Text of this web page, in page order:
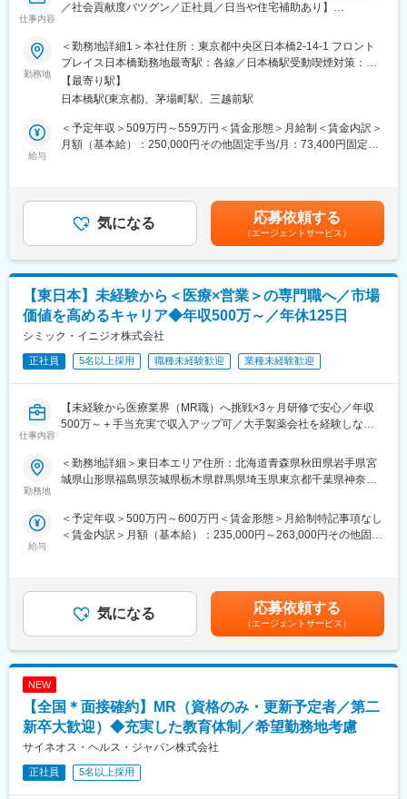
└医薬品や医療業界、営業方法についての知識を身につけます。
わせて行う、MR認定試験に100％を担保する対策講座がありま
す。
・現場配属後も月1回以上の面談を設けており、成果を出すための
フォロー体制を整えております。
★入社同期がいるため、一緒に頑張れる環境です！専門性の高い
営業職が目指せます。
にくく、安定した売上を誇っています。
・当社は、東証プライム上場以来、10期連続で増収中のクオール
グループに属しており、主力事業を担っています。
＜社会貢献度の高さ＞
自身の売上・営業活動が患者さんのQOLの向上や病気から救うこ
とに繋がるため、やりがいをもって営業できます。
＜頑張りは適切に評価＞
成果に応じた評価制度が整っており、頑張り次第で大幅な年収UP
も目指せます。
■福利厚生（転勤を伴う場合）：
＜社宅制度（法人契約）＞
・入居時の引越し費用：会社負担（会社指定業者）
仕事内容
／社会貢献度バツグン／正社員／日当や住宅補助あり】
★本ポジションは、未経験から医療業界で活躍できます！
・医療を通じて社会に貢献したい
・仕事を通じて学びを深め自己の成長を実感したい
・専門職として知識、技能を身に付けたい
・内資系の安定企業で働きたい
という方にはおススメです！
＜2人に1人は未経験入社、75%は異業種からの転職者です＞
品に関する情報提供を行います。
医薬品は「どの成分に、どのような効果があって、誰に使うと良
いのか」などの情報が付加されて、初めて効果的に使うことがで
きます。医師への適切な医薬品情報の提供を通じて、患者さんの
治療、地域医療課題に貢献することができます。
■安心の研修体制：
・入社から3か月間：座学研修（導入教育）のみ
└医薬品や医療業界、営業方法についての知識を身につけます。
・導入教育終了後は、Web講義、e-Learning、集合研修を組み合
わせて行う、MR認定試験に100％を担保する対策講座がありま
・現場配属後も月1回以上の面談を設けており、成果を出すための
フォロー体制を整えております。
営業職が目指せます。
にくく、安定した売上を誇っています。
・当社は、東証プライム上場以来、10期連続で増収中のクオール
グループに属しており、主力事業を担っています。
＜社会貢献度の高さ＞
＜頑張りは適切に評価＞
成果に応じた評価制度が整っており、頑張り次第で大幅な年収UP
■福利厚生（転勤を伴う場合）：
勤務地
＜勤務地詳細1＞本社住所：東京都中央区日本橋2-14-1 フロント
プレイス日本橋勤務地最寄駅：各線／日本橋駅受動喫煙対策：敷
地内喫煙可能場所あり＜勤務地詳細2＞北海道・東北エリア住所：
希望を考慮し、北海道 青森県 秋田県 岩手県 山形県 宮城県 福島県
の範囲：会社の定める事業所
【最寄り駅】
日本橋駅(東京都)、茅場町駅、三越前駅
給与
＜予定年収＞509万円～559万円＜賃金形態＞月給制＜賃金内訳＞
月額（基本給）：250,000円その他固定手当/月：73,400円固定残
どを考慮し、規定により決定します。※年収の他に別途日当（月額
3～4万円）・諸手当有昇給：年1回★頑張りに応じて年収UP★赴
任先の評価次第で大幅に年収をUPできます。（年2回業績給改
定）賃金はあくまでも目安の金額であり、選考を通じて上下する
可能性があります。月給(月額)は固定手当を含めた表記です。
気になる 応募依頼する
（エージェントサービス）
【東日本】未経験から＜医療×営業＞の専門職へ／市場
価値を高めるキャリア◆年収500万～／年休125日
シミック・イニジオ株式会社
正社員 5名以上採用 職種未経験歓迎 業種未経験歓迎
仕事内容
【未経験から医療業界（MR職）へ挑戦×3ヶ月研修で安心／年収
500万～＋手当充実で収入アップ可／大手製薬会社を経験しなが
＜入社月について＞
入社月が決まっているため同期も多く安心してスタート可能
具体的には、「どんな病気に効くか（効果）／安全性（副作用や
注意点）／品質に問題はないか」をわかりやすく伝えます
また、現場で使われた際の声を聞き取り製薬会社へ届け、より良
い薬づくりにも貢献します
自分が関わった薬が患者様の治療につながり、感謝されるやりが
＼＼求人のポイント／／
◎未経験から医療業界へ｜大手製薬会社のプロジェクトで働ける
◎3ヶ月研修＋OJTでゼロから育成｜専門性の高いキャリア形成
◎年収500万円～＋社宅補助あり｜収入アップ可能
◎異業種出身者（営業、接客、旅行・ホテル、介護、公務員、教
勤務地
＜勤務地詳細＞東日本エリア住所：北海道青森県秋田県岩手県宮
城県山形県福島県茨城県栃木県群馬県埼玉県東京都千葉県神奈川
全面禁煙変更の範囲：会社の定める事業所
給与
＜予定年収＞500万円～600万円＜賃金形態＞月給制特記事項なし
＜賃金内訳＞月額（基本給）：235,000円～263,000円その他固定
を全額支給 ■賞与年2回（昨年度実績4.2ヶ月）、報酬改定年1回■
全国勤務が可能な方は、50万円の一時金を支給(3ヶ月の試用期間
後の翌月給与で支給)賃金はあくまでも目安の金額であり、選考を
通じて上下する可能性があります。月給(月額)は固定手当を含めた
表記です。
気になる 応募依頼する
（エージェントサービス）
NEW
【全国＊面接確約】MR（資格のみ・更新予定者／第二
新卒大歓迎）◆充実した教育体制／希望勤務地考慮
サイネオス・ヘルス・ジャパン株式会社
正社員 5名以上採用